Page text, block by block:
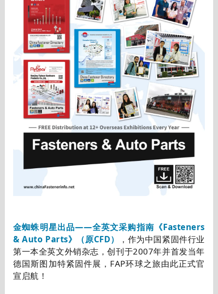
金蜘蛛明星出品——全英文采购指南《Fasteners
& Auto Parts》（原CFD）
，作为中国紧固件行业
第一本全英文外销杂志，创刊于2007年并首发当年
德国斯图加特紧固件展，FAP环球之旅由此正式官
宣启航！